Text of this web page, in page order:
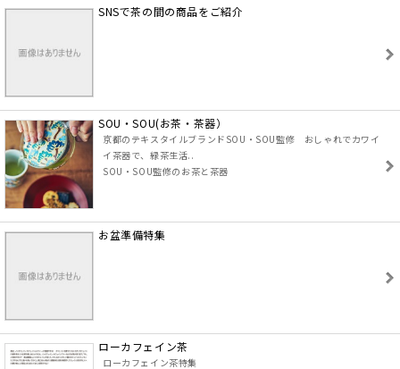
SNSで茶の間の商品をご紹介
SOU・SOU(お茶・茶器）
京都のテキスタイルブランドSOU・SOU監修 おしゃれでカワイ
イ茶器で、緑茶生活..
SOU・SOU監修のお茶と茶器
お盆準備特集
ローカフェイン茶
ローカフェイン茶特集